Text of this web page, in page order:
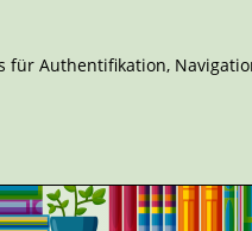
für Authentifikation,